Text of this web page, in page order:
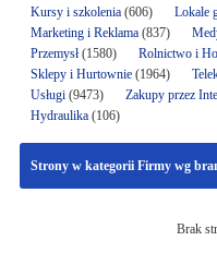
Kursy i szkolenia(606) Lokale
Marketing i Reklama(837)
Przemysł(1580) Rolnictwo i
Sklepy i Hurtownie(1964)
Usługi(9473) Zakupy przez
Hydraulika(106)
Strony w kategorii Firmy wg
Brak